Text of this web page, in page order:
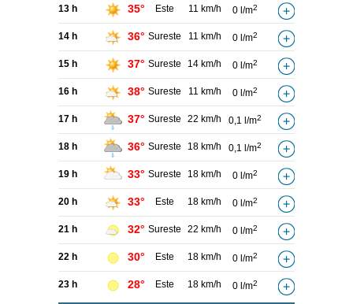
13 h 35° Este 11 km/h 0 l/m2
14 h 36° Sureste 11 km/h 0 l/m2
15 h 37° Sureste 14 km/h 0 l/m2
16 h 38° Sureste 11 km/h 0 l/m2
17 h 37° Sureste 22 km/h 0,1 l/m2
18 h 36° Sureste 18 km/h 0,1 l/m2
19 h 33° Sureste 18 km/h 0 l/m2
20 h 33° Este 18 km/h 0 l/m2
21 h 32° Sureste 22 km/h 0 l/m2
22 h 30° Este 18 km/h 0 l/m2
23 h 28° Este 18 km/h 0 l/m2